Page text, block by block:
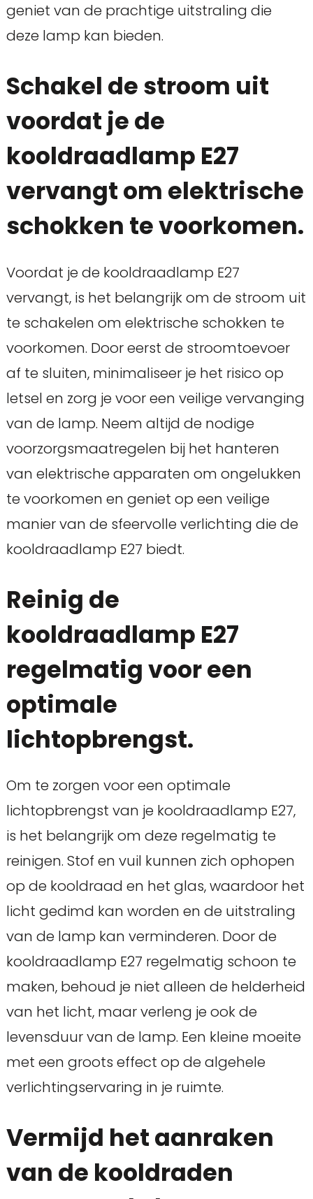
geniet van de prachtige uitstraling die
deze lamp kan bieden.
Schakel de stroom uit
voordat je de
kooldraadlamp E27
vervangt om elektrische
schokken te voorkomen.
Voordat je de kooldraadlamp E27
vervangt, is het belangrijk om de stroom uit
te schakelen om elektrische schokken te
voorkomen. Door eerst de stroomtoevoer
af te sluiten, minimaliseer je het risico op
letsel en zorg je voor een veilige vervanging
van de lamp. Neem altijd de nodige
voorzorgsmaatregelen bij het hanteren
van elektrische apparaten om ongelukken
te voorkomen en geniet op een veilige
manier van de sfeervolle verlichting die de
kooldraadlamp E27 biedt.
Reinig de
kooldraadlamp E27
regelmatig voor een
optimale
lichtopbrengst.
Om te zorgen voor een optimale
lichtopbrengst van je kooldraadlamp E27,
is het belangrijk om deze regelmatig te
reinigen. Stof en vuil kunnen zich ophopen
op de kooldraad en het glas, waardoor het
licht gedimd kan worden en de uitstraling
van de lamp kan verminderen. Door de
kooldraadlamp E27 regelmatig schoon te
maken, behoud je niet alleen de helderheid
van het licht, maar verleng je ook de
levensduur van de lamp. Een kleine moeite
met een groots effect op de algehele
verlichtingservaring in je ruimte.
Vermijd het aanraken
van de kooldraden